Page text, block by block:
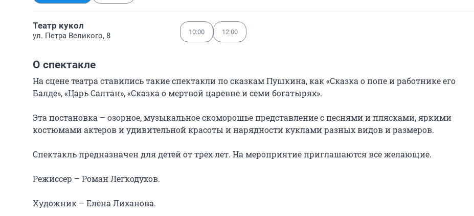
Театр кукол
ул. Петра Великого, 8 10:00 12:00
О спектакле
На сцене театра ставились такие спектакли по сказкам Пушкина, как «Сказка о попе и работнике его
Балде», «Царь Салтан», «Сказка о мертвой царевне и семи богатырях».
Эта постановка – озорное, музыкальное скоморошье представление с песнями и плясками, яркими
костюмами актеров и удивительной красоты и нарядности куклами разных видов и размеров.
Спектакль предназначен для детей от трех лет. На мероприятие приглашаются все желающие.
Режиссер – Роман Легкодухов.
Художник – Елена Лиханова.